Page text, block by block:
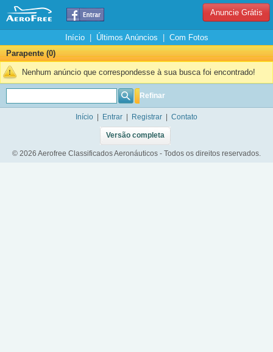
Anuncie Grátis
Início| Últimos Anúncios
Com Fotos
Parapente (0)
Nenhum anúncio que correspondesse à sua busca foi encontrado!
Refinar
Início Entrar Registrar Contato
Versão completa
© 2026 Aerofree Classificados Aeronáuticos - Todos os direitos reservados.